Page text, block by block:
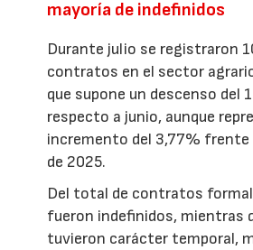
mayoría de indefinidos
Durante julio se registraron
contratos en el sector
que supone un descenso del
respecto a junio, aunque
incremento del 3,77% frente
de 2025.
Del total de contratos
fueron indefinidos, mientras
tuvieron carácter temporal,